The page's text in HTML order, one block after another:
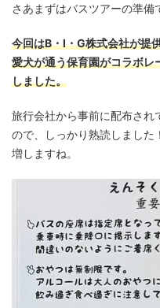
さあまずはバスツアーの準備
今回はB・I・G株式会社が提
愛犬が通う保育園がコラボレ
しました。
旅行会社から事前に配布され
ので、しっかり熟読しました
増しますね。